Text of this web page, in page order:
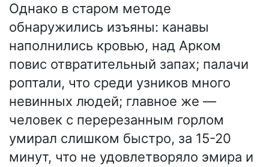
Однако в старом методе
обнаружились изъяны: канавы
наполнились кровью, над Арком
повис отвратительный запах; палачи
роптали, что среди узников много
невинных людей; главное же —
человек с перерезанным горлом
умирал слишком быстро, за 15-20
минут, что не удовлетворяло эмира и